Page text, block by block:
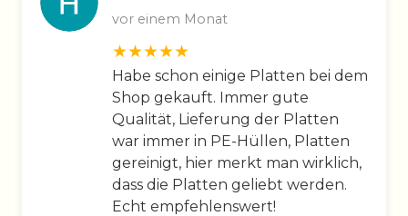
vor einem Monat
Habe schon einige Platten bei dem
Shop gekauft. Immer gute
Qualität, Lieferung der Platten
war immer in PE-Hüllen, Platten
gereinigt, hier merkt man wirklich,
dass die Platten geliebt werden.
Echt empfehlenswert!